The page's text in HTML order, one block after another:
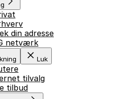
din adresse
netværk
Luk
tilvalg
tilbud